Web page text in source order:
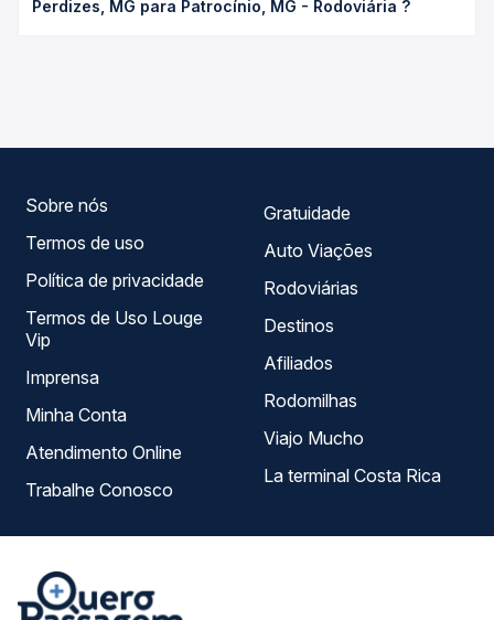
varia conforme a data da viagem, a empresa, o tipo de
Perdizes, MG para Patrocínio, MG - Rodoviária ?
Sobre nós
Termos de uso
Política de privacidade
Termos de Uso Louge
Vip
Imprensa
Minha Conta
Atendimento Online
Trabalhe Conosco
Gratuidade
Auto Viações
Rodoviárias
Destinos
Afiliados
Rodomilhas
Viajo Mucho
La terminal Costa Rica